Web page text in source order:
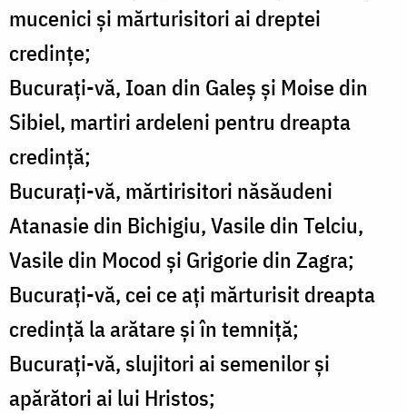
mucenici şi mărturisitori ai dreptei
credinţe;
Bucuraţi-vă, Ioan din Galeş şi Moise din
Sibiel, martiri ardeleni pentru dreapta
credinţă;
Bucuraţi-vă, mărtirisitori năsăudeni
Atanasie din Bichigiu, Vasile din Telciu,
Vasile din Mocod şi Grigorie din Zagra;
Bucuraţi-vă, cei ce aţi mărturisit dreapta
credinţă la arătare şi în temniţă;
Bucuraţi-vă, slujitori ai semenilor şi
apărători ai lui Hristos;